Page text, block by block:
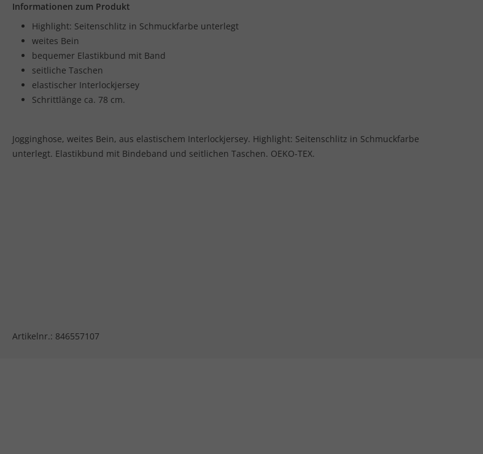
Informationen zum Produkt
Highlight: Seitenschlitz in Schmuckfarbe unterlegt
weites Bein
bequemer Elastikbund mit Band
seitliche Taschen
elastischer Interlockjersey
Schrittlänge ca. 78 cm.
Jogginghose, weites Bein, aus elastischem Interlockjersey. Highlight: Seitenschlitz in Schmuckfarbe
unterlegt. Elastikbund mit Bindeband und seitlichen Taschen. OEKO-TEX.
Artikelnr.: 846557107